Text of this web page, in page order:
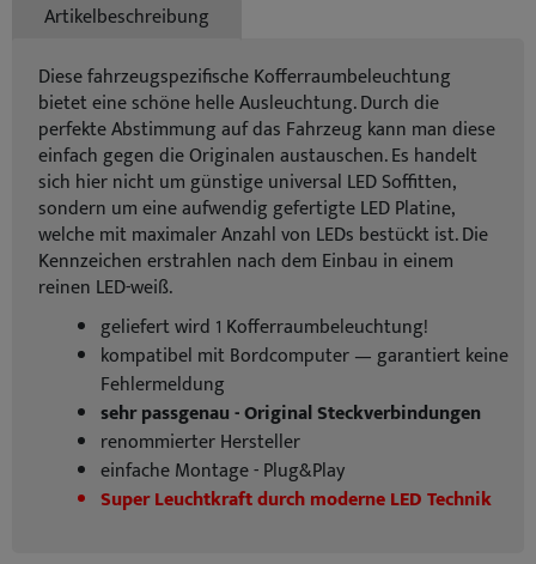
Artikelbeschreibung
Diese fahrzeugspezifische Kofferraumbeleuchtung
bietet eine schöne helle Ausleuchtung. Durch die
perfekte Abstimmung auf das Fahrzeug kann man diese
einfach gegen die Originalen austauschen. Es handelt
sich hier nicht um günstige universal LED Soffitten,
sondern um eine aufwendig gefertigte LED Platine,
welche mit maximaler Anzahl von LEDs bestückt ist. Die
Kennzeichen erstrahlen nach dem Einbau in einem
reinen LED-weiß.
geliefert wird 1 Kofferraumbeleuchtung!
kompatibel mit Bordcomputer — garantiert keine
Fehlermeldung
sehr passgenau - Original Steckverbindungen
renommierter Hersteller
einfache Montage - Plug&Play
Super Leuchtkraft durch moderne LED Technik